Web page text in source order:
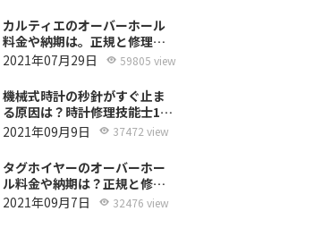
カルティエのオーバーホール
料金や納期は。正規と修理専
門店の比較どちらがおすす
2021年07月29日 59805 view
機械式時計の秒針がすぐ止ま
る原因は？時計修理技能士1級
の技術者がお答えします。
2021年09月9日 37472 view
タグホイヤーのオーバーホー
ル料金や納期は？正規と修理
専門店の比較、どちらがおす
2021年09月7日 32476 view